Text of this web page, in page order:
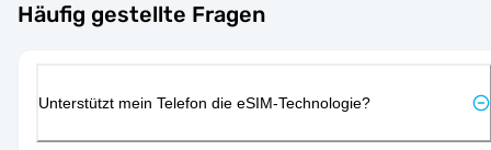
Häufig gestellte Fragen
Unterstützt mein Telefon die eSIM-Technologie?